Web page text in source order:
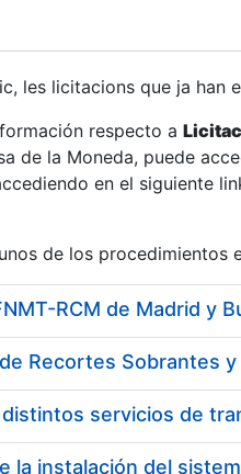
les licitacions que ja
respecto a
de la Moneda, puede
en el siguiente
de los procedimientos
RCM de Madrid y